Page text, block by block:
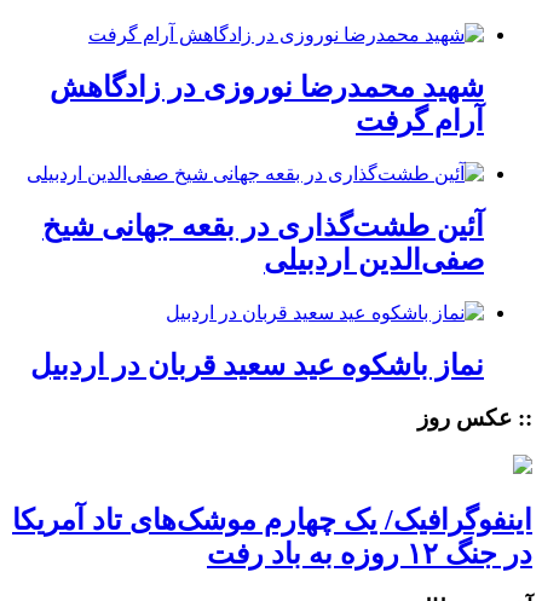
شهید محمدرضا نوروزی در زادگاهش
آرام گرفت
آئین طشت‌گذاری در بقعه جهانی شیخ
صفی‌الدین اردبیلی
نماز باشکوه عید سعید قربان در اردبیل
:: عکس روز
اینفوگرافیک/ یک چهارم موشک‌های تاد آمریکا
در جنگ ۱۲ روزه به باد رفت